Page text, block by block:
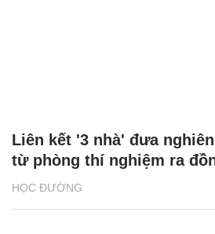
HỌC ĐƯỜNG
Liên kết '3 nhà' đưa
từ phòng thí nghiệm ra